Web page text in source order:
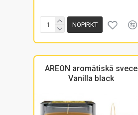
NOPIRKT
AREON aromātiskā svece
Vanilla black